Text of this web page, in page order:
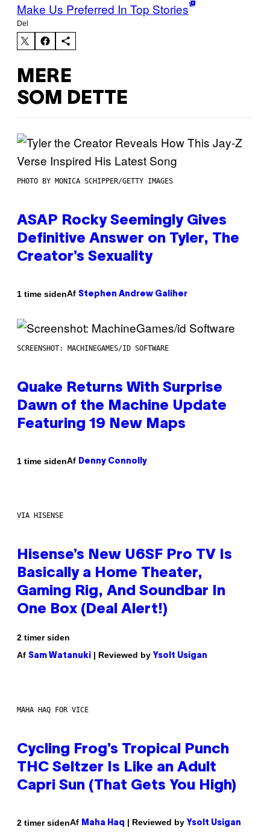
Make Us Preferred In Top Stories
Del
MERE
SOM DETTE
PHOTO BY MONICA SCHIPPER/GETTY IMAGES
ASAP Rocky Seemingly Gives
Definitive Answer on Tyler, The
Creator’s Sexuality
1 time sidenAf Stephen Andrew Galiher
SCREENSHOT: MACHINEGAMES/ID SOFTWARE
Quake Returns With Surprise
Dawn of the Machine Update
Featuring 19 New Maps
1 time sidenAf Denny Connolly
VIA HISENSE
Hisense’s New U6SF Pro TV Is
Basically a Home Theater,
Gaming Rig, And Soundbar In
One Box (Deal Alert!)
2 timer siden
Af Sam Watanuki | Reviewed by Ysolt Usigan
MAHA HAQ FOR VICE
Cycling Frog’s Tropical Punch
THC Seltzer Is Like an Adult
Capri Sun (That Gets You High)
2 timer sidenAf Maha Haq | Reviewed by Ysolt Usigan